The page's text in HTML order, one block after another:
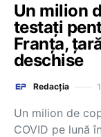
Un milion
testați
Franța,
deschise
Redacția
Un milion de
COVID pe lună